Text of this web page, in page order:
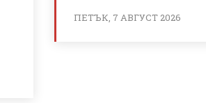
ПЕТЪК, 7 АВГУСТ 2026